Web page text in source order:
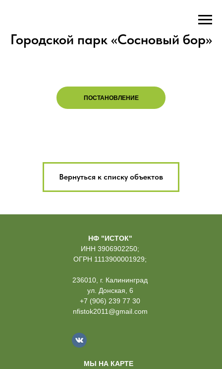
Городской парк «Сосновый бор»
ПОСТАНОВЛЕНИЕ
Вернуться к списку объектов
НФ "ИСТОК"
ИНН 3906902250;
ОГРН 1113900001929;
236010, г. Калининград
ул. Донская, 6
+7 (906) 239 77 30
nfistok2011@gmail.com
МЫ НА КАРТЕ